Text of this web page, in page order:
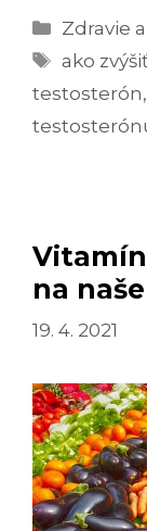
Zdravie
Značky
ako
testosterón,
Vitamín
na
19. 4. 2021